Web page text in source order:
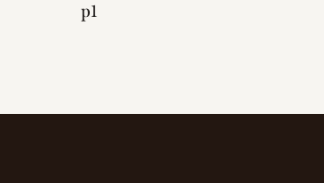
p1